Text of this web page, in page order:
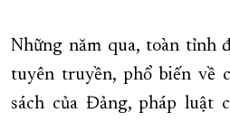
Những năm qua, toàn tỉnh
tuyên truyền, phổ biến về
sách của Đảng, pháp luật